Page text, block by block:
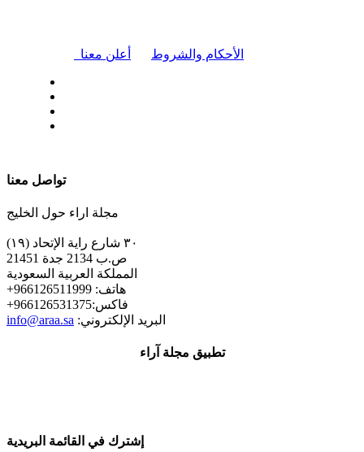
أعلن معنا الأحكام والشروط
تواصل معنا
مجلة اراء حول الخليج
٣٠ شارع راية الإتحاد (١٩)
ص.ب 2134 جدة 21451
المملكة العربية السعودية
+هاتف: 966126511999
+فاكس:966126531375
info@araa.sa :البريد الإلكتروني
تطبيق مجلة آراء
إشترك في القائمة البريدية